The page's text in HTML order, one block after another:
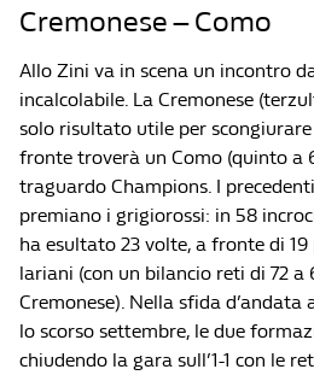
Cremonese – Como
Allo Zini va in scena un incontro
incalcolabile. La Cremonese
solo risultato utile per
fronte troverà un Como (quinto a
traguardo Champions. I
premiano i grigiorossi: in 58
ha esultato 23 volte, a fronte di 19
lariani (con un bilancio reti di 72 a
Cremonese). Nella sfida
lo scorso settembre, le due
chiudendo la gara sull’1-1 con le